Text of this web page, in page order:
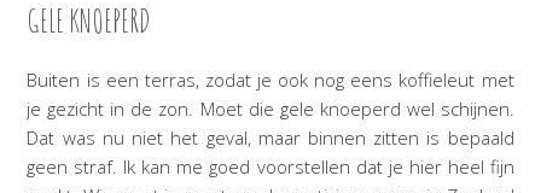
GELE KNOEPERD
Buiten is een terras, zodat je ook nog eens koffieleut met
je gezicht in de zon. Moet die gele knoeperd wel schijnen.
Dat was nu niet het geval, maar binnen zitten is bepaald
geen straf. Ik kan me goed voorstellen dat je hier heel fijn